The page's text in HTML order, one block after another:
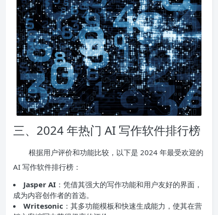
三、2024 年热门 AI 写作软件排行榜
根据用户评价和功能比较，以下是 2024 年最受欢迎的
AI 写作软件排行榜：
Jasper AI ：凭借其强大的写作功能和用户友好的界面，
成为内容创作者的首选。
Writesonic ：其多功能模板和快速生成能力，使其在营